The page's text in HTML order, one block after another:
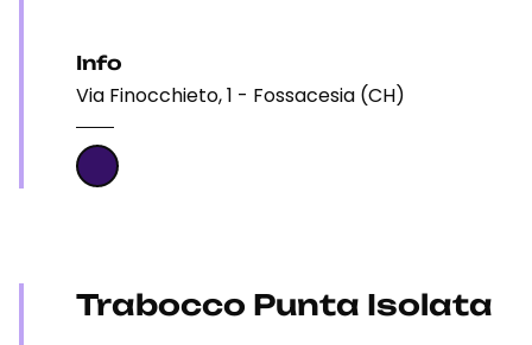
Info
Via Finocchieto, 1 - Fossacesia (CH)
Trabocco Punta Isolata